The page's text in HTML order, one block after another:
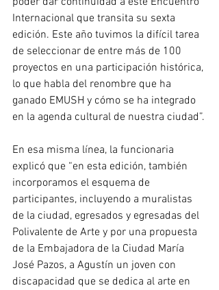
Internacional que transita su sexta
edición. Este año tuvimos la difícil tarea
de seleccionar de entre más de 100
proyectos en una participación histórica,
lo que habla del renombre que ha
ganado EMUSH y cómo se ha integrado
en la agenda cultural de nuestra ciudad”.
En esa misma línea, la funcionaria
explicó que “en esta edición, también
incorporamos el esquema de
participantes, incluyendo a muralistas
de la ciudad, egresados y egresadas del
Polivalente de Arte y por una propuesta
de la Embajadora de la Ciudad María
José Pazos, a Agustín un joven con
discapacidad que se dedica al arte en